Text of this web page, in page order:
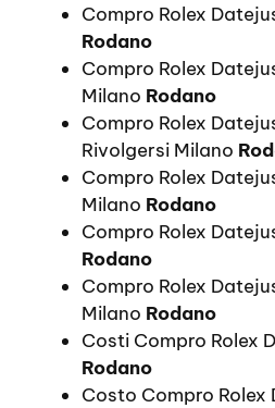
Compro Rolex
Rodano
Compro Rolex
Milano Rodano
Compro Rolex
Rivolgersi Milano
Compro Rolex
Milano Rodano
Compro Rolex
Rodano
Compro Rolex
Milano Rodano
Costi Compro Rolex
Rodano
Costo Compro